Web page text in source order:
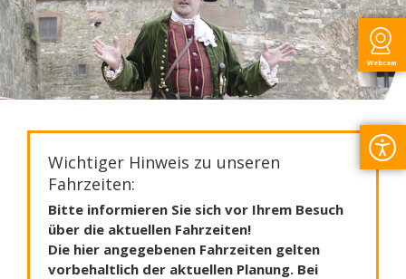
Webcam
Wichtiger Hinweis zu unseren
Fahrzeiten:
Bitte informieren Sie sich vor Ihrem Besuch
über die aktuellen Fahrzeiten!
Die hier angegebenen Fahrzeiten gelten
vorbehaltlich der aktuellen Planung. Bei